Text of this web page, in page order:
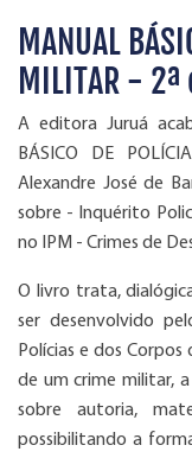
MANUAL
MILITAR - 2ª
A editora Juruá
BÁSICO DE
Alexandre José de
sobre - Inquérito
no IPM - Crimes de
O livro trata,
ser desenvolvido
Polícias e dos
de um crime militar,
sobre autoria,
possibilitando a